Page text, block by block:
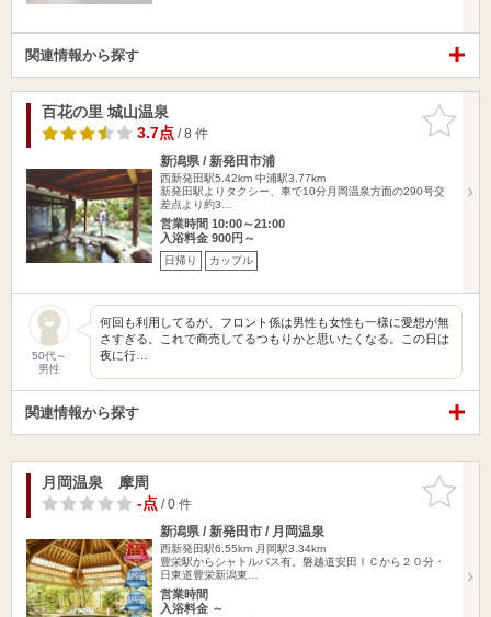
関連情報から探す
お気に入
りに追加
百花の里 城山温泉
3.7点/ 8 件
新潟県 / 新発田市浦
西新発田駅5.42km 中浦駅3.77km
新発田駅よりタクシー、車で10分月岡温泉方面の290号交
差点より約3…
営業時間 10:00～21:00
入浴料金 900円～
日帰り カップル
50代～
男性
何回も利用してるが、フロント係は男性も女性も一様に愛想が無
さすぎる。これで商売してるつもりかと思いたくなる。この日は
夜に行…
関連情報から探す
お気に入
りに追加
月岡温泉 摩周
-点/ 0 件
新潟県 / 新発田市 / 月岡温泉
西新発田駅6.55km 月岡駅3.34km
豊栄駅からシャトルバス有。磐越道安田ＩＣから２０分・
日東道豊栄新潟東…
営業時間
入浴料金 ～